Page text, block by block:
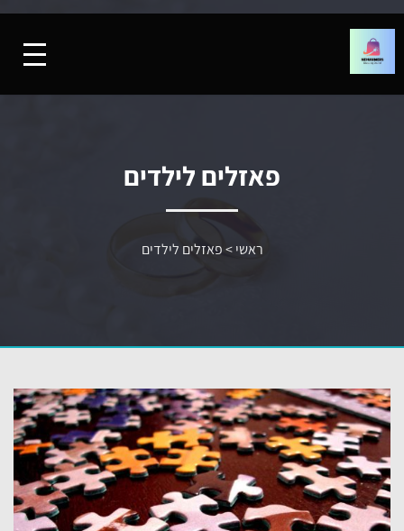
פאזלים לילדים
ראשי>פאזלים לילדים